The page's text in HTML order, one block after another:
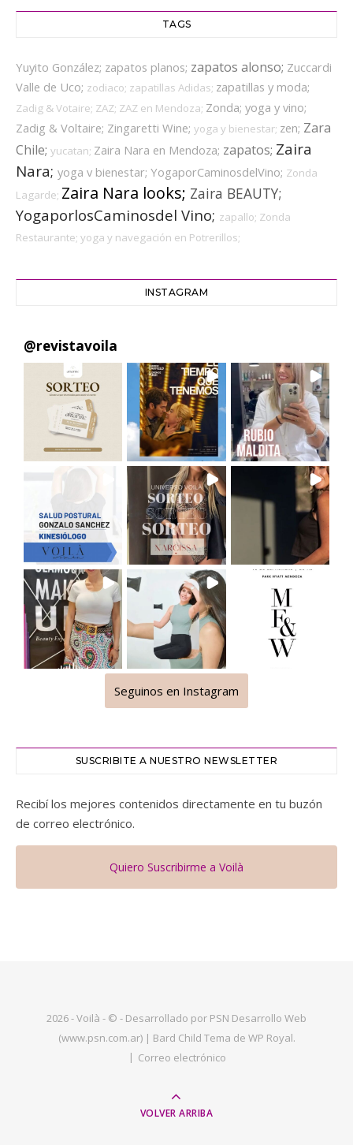
TAGS
Yuyito González; zapatos planos; zapatos alonso; Zuccardi
Valle de Uco; zodiaco; zapatillas Adidas; zapatillas y moda;
Zadig & Votaire; ZAZ; ZAZ en Mendoza; Zonda; yoga y vino;
Zadig & Voltaire; Zingaretti Wine; yoga y bienestar; zen; Zara
Chile; yucatan; Zaira Nara en Mendoza; zapatos; Zaira
Nara; yoga v bienestar; YogaporCaminosdelVino; Zonda
Lagarde; Zaira Nara looks; Zaira BEAUTY;
YogaporlosCaminosdel Vino; zapallo; Zonda
Restaurante; yoga y navegación en Potrerillos;
INSTAGRAM
@revistavoila
Seguinos en Instagram
SUSCRIBITE A NUESTRO NEWSLETTER
Recibí los mejores contenidos directamente en tu buzón
de correo electrónico.
Quiero Suscribirme a Voilà
2026 - Voilà - © - Desarrollado por PSN Desarrollo Web
(www.psn.com.ar) | Bard Child Tema de WP Royal.
Correo electrónico
VOLVER ARRIBA